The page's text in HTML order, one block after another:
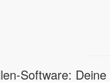
Software: